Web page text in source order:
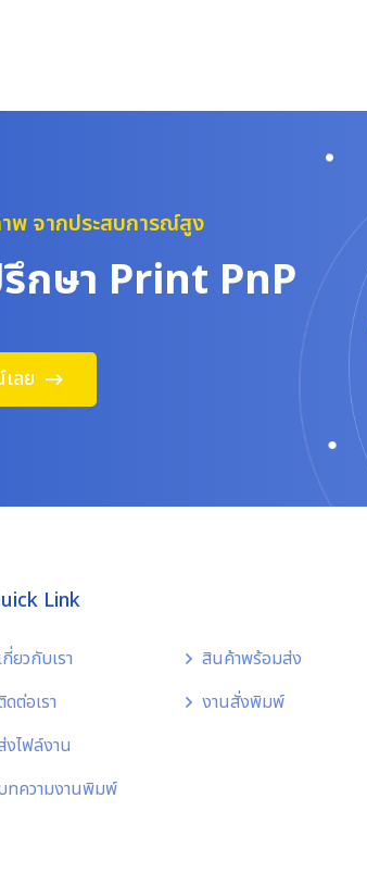
พ จากประสบการณ์สูง
กษา Print PnP
ลย
Link
กี่ยวกับเรา
ดต่อเรา
งไฟล์งาน
ทความงานพิมพ์
สินค้าพร้อมส่ง
งานสั่งพิมพ์